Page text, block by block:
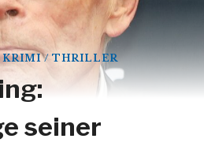
KRIMI / THRILLER
seiner